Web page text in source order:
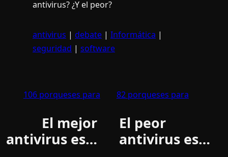
antivirus? ¿Y el peor?
antivirus | debate | Informática |
seguridad | software
106 porqueses para
El mejor
antivirus es…
82 porqueses para
El peor
antivirus es…